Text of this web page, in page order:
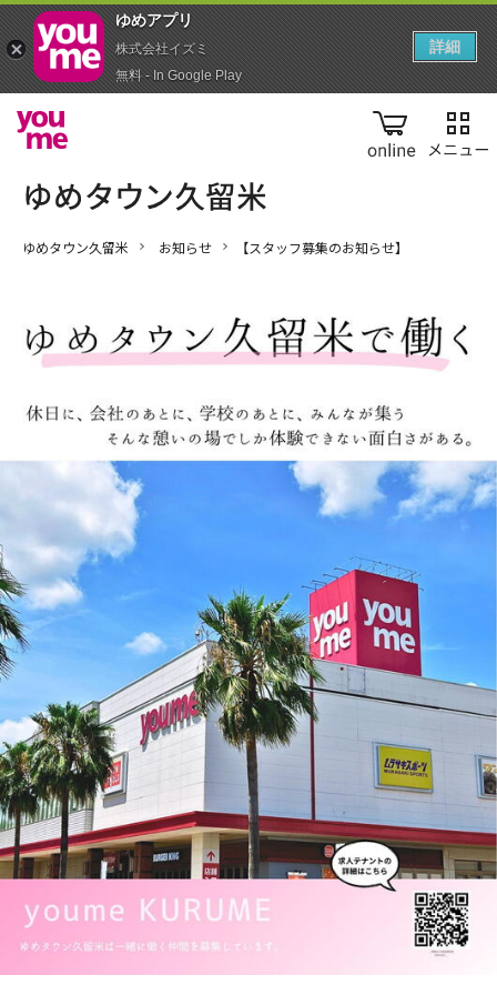
online
ゆめタウン久留米 お知らせ 【スタッフ募集のお知らせ】
ゆめアプ‪リ‬
株式会社イズミ
無料 - In Google Play
詳細